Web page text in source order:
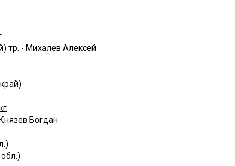
тр. - Михалев Алексей
Богдан